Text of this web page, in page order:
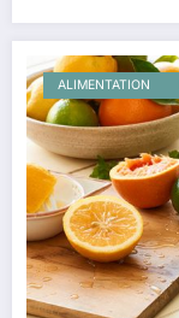
ALIMENTATION